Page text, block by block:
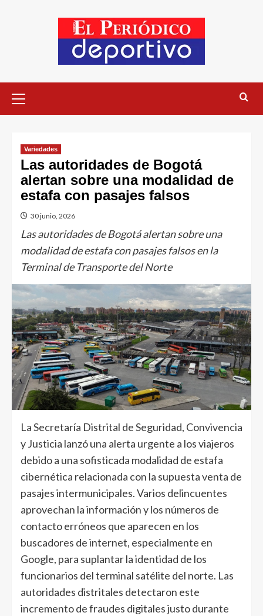
Variedades
Las autoridades de Bogotá
alertan sobre una modalidad de
estafa con pasajes falsos
30 junio, 2026
Las autoridades de Bogotá alertan sobre una
modalidad de estafa con pasajes falsos en la
Terminal de Transporte del Norte
La Secretaría Distrital de Seguridad, Convivencia
y Justicia lanzó una alerta urgente a los viajeros
debido a una sofisticada modalidad de estafa
cibernética relacionada con la supuesta venta de
pasajes intermunicipales. Varios delincuentes
aprovechan la información y los números de
contacto erróneos que aparecen en los
buscadores de internet, especialmente en
Google, para suplantar la identidad de los
funcionarios del terminal satélite del norte. Las
autoridades distritales detectaron este
incremento de fraudes digitales justo durante